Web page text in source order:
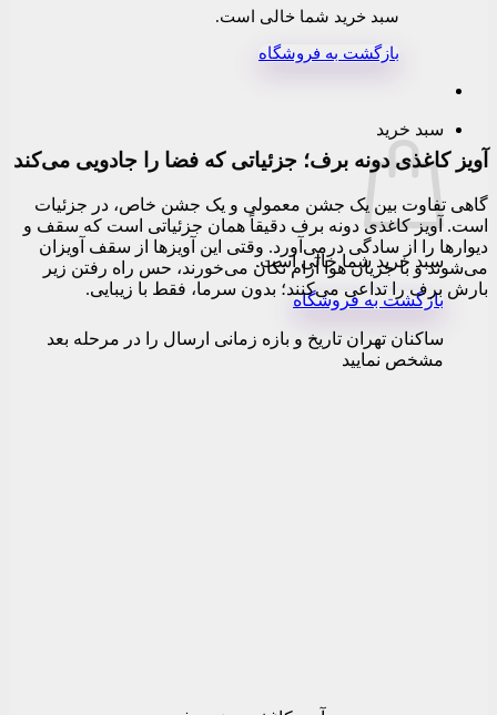
سبد خرید شما خالی است.
بازگشت به فروشگاه
سبد خرید
سبد خرید شما خالی است.
بازگشت به فروشگاه
ساکنان تهران تاریخ و بازه زمانی ارسال را در مرحله بعد
مشخص نمایید
آویز کاغذی دونه برف؛ جزئیاتی که فضا را جادویی می‌کند
گاهی تفاوت بین یک جشن معمولی و یک جشن خاص، در جزئیات
است. آویز کاغذی دونه برف دقیقاً همان جزئیاتی است که سقف و
دیوارها را از سادگی درمی‌آورد. وقتی این آویزها از سقف آویزان
می‌شوند و با جریان هوا آرام تکان می‌خورند، حس راه رفتن زیر
بارش برف را تداعی می‌کنند؛ بدون سرما، فقط با زیبایی.